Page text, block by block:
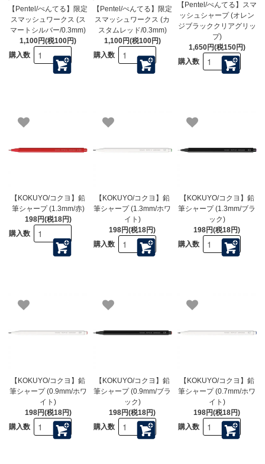
【Pentel/ぺんてる】限定
スマッシュワークス (ス
マートシルバー/0.3mm)
1,100円(税100円)
購入数
【Pentel/ぺんてる】限定
スマッシュワークス (カ
スタムレッド/0.3mm)
1,100円(税100円)
購入数
【Pentel/ぺんてる】スマ
ッシュシャープ (オレン
ジブラッククリアグリッ
プ)
1,650円(税150円)
購入数
【KOKUYO/コクヨ】鉛
筆シャープ (1.3mm/赤)
198円(税18円)
購入数
【KOKUYO/コクヨ】鉛
筆シャープ (1.3mm/ホワ
イト)
198円(税18円)
購入数
【KOKUYO/コクヨ】鉛
筆シャープ (1.3mm/ブラ
ック)
198円(税18円)
購入数
【KOKUYO/コクヨ】鉛
筆シャープ (0.9mm/ホワ
イト)
198円(税18円)
購入数
【KOKUYO/コクヨ】鉛
筆シャープ (0.9mm/ブラ
ック)
198円(税18円)
購入数
【KOKUYO/コクヨ】鉛
筆シャープ (0.7mm/ホワ
イト)
198円(税18円)
購入数